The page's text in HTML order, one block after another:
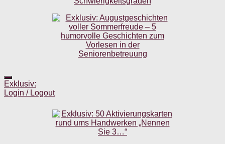
Exklusiv:
Login / Logout